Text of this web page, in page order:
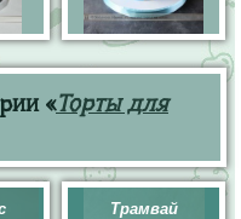
«Торты для
Трамвай